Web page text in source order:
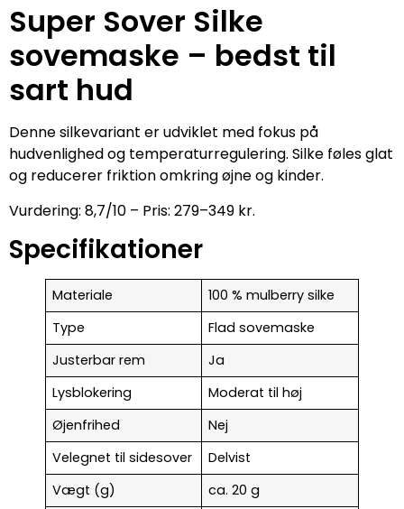
Super Sover Silke
sovemaske – bedst til
sart hud
Denne silkevariant er udviklet med fokus på
hudvenlighed og temperaturregulering. Silke føles glat
og reducerer friktion omkring øjne og kinder.
Vurdering: 8,7/10 – Pris: 279–349 kr.
Specifikationer
Materiale
100 % mulberry silke
Type
Flad sovemaske
Justerbar rem
Ja
Lysblokering
Moderat til høj
Øjenfrihed
Nej
Velegnet til sidesover
Delvist
Vægt (g)
ca. 20 g